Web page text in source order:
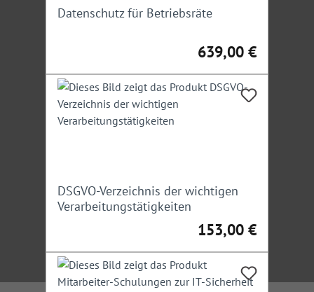
Datenschutz für Betriebsräte
Regulärer Preis:
639,00 €
DSGVO-Verzeichnis der wichtigen
Verarbeitungstätigkeiten
Regulärer Preis:
153,00 €